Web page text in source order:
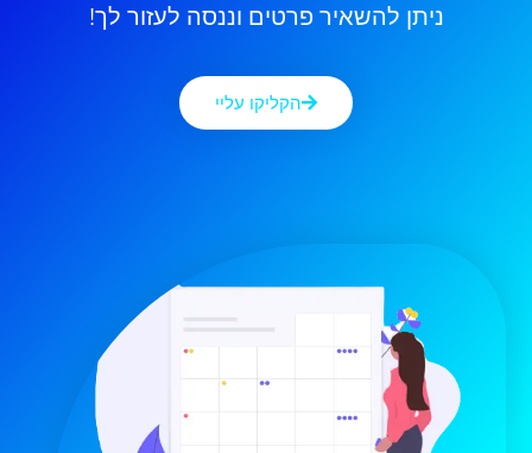
ניתן להשאיר פרטים וננסה לעזור לך!
הקליקו עליי